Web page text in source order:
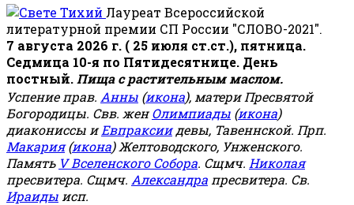
Лауреат Всероссийской
литературной премии СП России "СЛОВО-2021".
7 августа 2026 г. ( 25 июля ст.ст.), пятница.
Седмица 10-я по Пятидесятнице. День
постный. Пища с растительным маслом.
Успение прав. Анны (икона), матери Пресвятой
Богородицы. Свв. женОлимпиады (икона)
диакониссы иЕвпраксиидевы, Тавеннской. Прп.
Макария(икона) Желтоводского, Унженского.
Память V Вселенского Собора. Сщмч. Николая
пресвитера. Сщмч. Александра пресвитера. Св.
Ираиды исп.